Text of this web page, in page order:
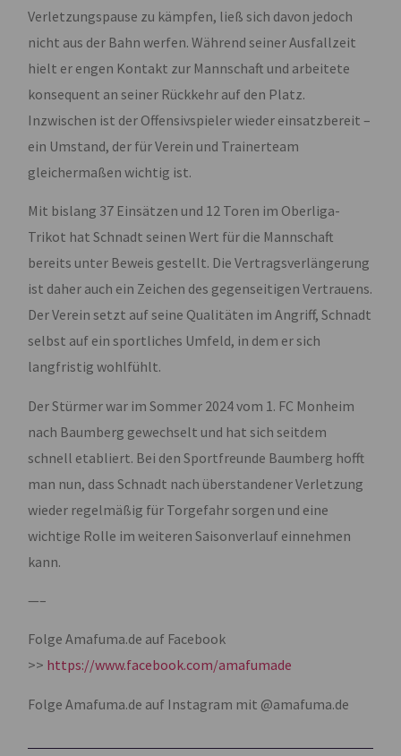
Verletzungspause zu kämpfen, ließ sich davon jedoch
nicht aus der Bahn werfen. Während seiner Ausfallzeit
hielt er engen Kontakt zur Mannschaft und arbeitete
konsequent an seiner Rückkehr auf den Platz.
Inzwischen ist der Offensivspieler wieder einsatzbereit –
ein Umstand, der für Verein und Trainerteam
gleichermaßen wichtig ist.
Mit bislang 37 Einsätzen und 12 Toren im Oberliga-
Trikot hat Schnadt seinen Wert für die Mannschaft
bereits unter Beweis gestellt. Die Vertragsverlängerung
ist daher auch ein Zeichen des gegenseitigen Vertrauens.
Der Verein setzt auf seine Qualitäten im Angriff, Schnadt
selbst auf ein sportliches Umfeld, in dem er sich
langfristig wohlfühlt.
Der Stürmer war im Sommer 2024 vom 1. FC Monheim
nach Baumberg gewechselt und hat sich seitdem
schnell etabliert. Bei den Sportfreunde Baumberg hofft
man nun, dass Schnadt nach überstandener Verletzung
wieder regelmäßig für Torgefahr sorgen und eine
wichtige Rolle im weiteren Saisonverlauf einnehmen
kann.
—–
Folge Amafuma.de auf Facebook
>> https://www.facebook.com/amafumade
Folge Amafuma.de auf Instagram mit @amafuma.de